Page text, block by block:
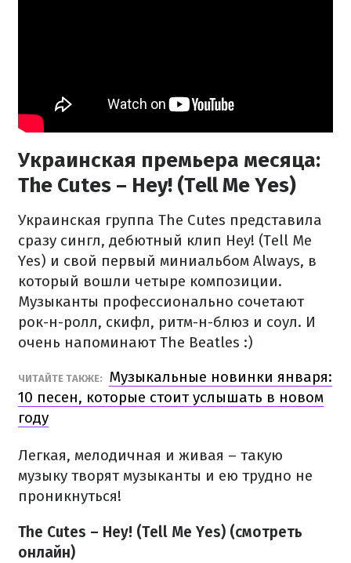
Украинская премьера месяца:
The Cutes – Hey! (Tell Me Yes)
Украинская группа The Cutes представила
сразу сингл, дебютный клип Hey! (Tell Me
Yes) и свой первый миниальбом Always, в
который вошли четыре композиции.
Музыканты профессионально сочетают
рок-н-ролл, скифл, ритм-н-блюз и соул. И
очень напоминают The Beatles :)
ЧИТАЙТЕ ТАКЖЕ:
Музыкальные новинки января:
10 песен, которые стоит услышать в новом
году
Легкая, мелодичная и живая – такую
музыку творят музыканты и ею трудно не
проникнуться!
The Cutes – Hey! (Tell Me Yes) (смотреть
онлайн)